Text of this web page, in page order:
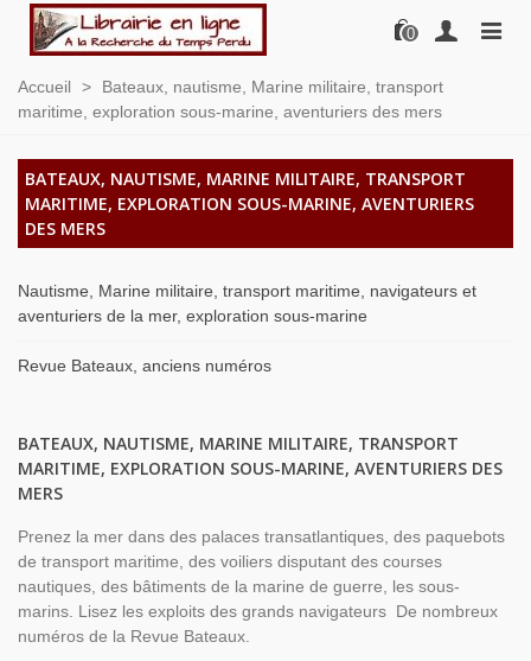
0
Accueil >
Bateaux, nautisme, Marine militaire, transport
maritime, exploration sous-marine, aventuriers des mers
BATEAUX, NAUTISME, MARINE MILITAIRE, TRANSPORT
MARITIME, EXPLORATION SOUS-MARINE, AVENTURIERS
DES MERS
Nautisme, Marine militaire, transport maritime, navigateurs et
aventuriers de la mer, exploration sous-marine
Revue Bateaux, anciens numéros
BATEAUX, NAUTISME, MARINE MILITAIRE, TRANSPORT
MARITIME, EXPLORATION SOUS-MARINE, AVENTURIERS DES
MERS
Prenez la mer dans des palaces transatlantiques, des paquebots
de transport maritime, des voiliers disputant des courses
nautiques, des bâtiments de la marine de guerre, les sous-
marins. Lisez les exploits des grands navigateurs De nombreux
numéros de la Revue Bateaux.